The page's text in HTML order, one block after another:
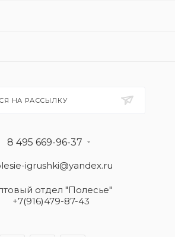
НА РАССЫЛКУ
8 495 669-96-37
igrushki@yandex.ru
отдел "Полесье"
+7(916)479-87-43